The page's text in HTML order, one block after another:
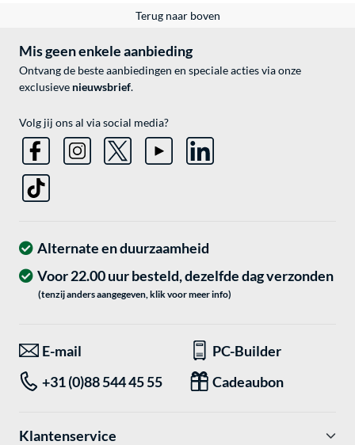
Terug naar boven
Mis geen enkele aanbieding
Ontvang de beste aanbiedingen en speciale acties via onze
exclusieve nieuwsbrief.
Volg jij ons al via social media?
Alternate en duurzaamheid
Voor 22.00 uur besteld, dezelfde dag verzonden
(tenzij anders aangegeven, klik voor meer info)
E-mail
PC-Builder
+31 (0)88 544 45 55
Cadeaubon
Klantenservice